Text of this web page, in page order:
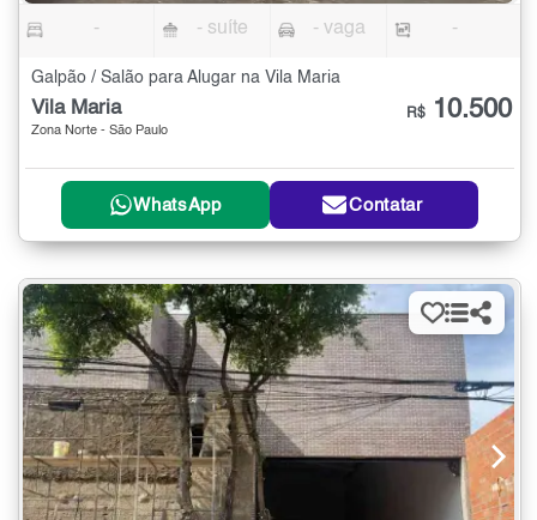
- - suíte - vaga -
Galpão / Salão para Alugar na Vila Maria
Vila Maria
Zona Norte - São Paulo
R$ 10.500
WhatsApp Contatar